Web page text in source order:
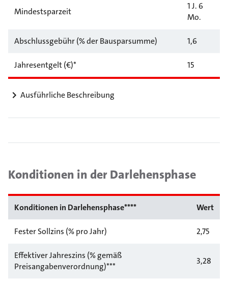
Mindestsparzeit
1 J. 6
Mo.
Abschlussgebühr (% der Bausparsumme) 1,6
Jahresentgelt (€)* 15
Ausführliche Beschreibung
Konditionen in der Darlehensphase
Konditionen in Darlehensphase**** Wert
Fester Sollzins (% pro Jahr) 2,75
Effektiver Jahreszins (% gemäß
Preisangabenverordnung)***
3,28